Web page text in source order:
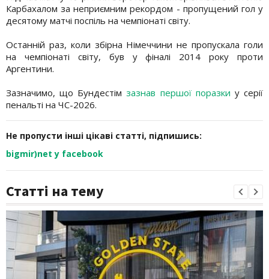
Карбахалом за неприємним рекордом - пропущений гол у
десятому матчі поспіль на чемпіонаті світу.
Останній раз, коли збірна Німеччини не пропускала голи
на чемпіонаті світу, був у фіналі 2014 року проти
Аргентини.
Зазначимо, що Бундестімзазнав першої поразки у серії
пенальті на ЧС-2026.
Не пропусти інші цікаві статті, підпишись:
bigmir)net у facebook
Статті на тему